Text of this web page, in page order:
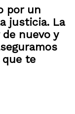
por un
justicia. La
nuevo y
te